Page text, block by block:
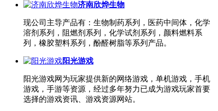
济南欣烨生物
现公司主导产品有：生物制药系列，医药中间体，化学
溶剂系列，阻燃剂系列，化学试剂系列，颜料燃料系
列，橡胶塑料系列，酚醛树脂等系列产品。
阳光游戏
阳光游戏网为玩家提供新的网络游戏，单机游戏，手机
游戏，手游等资源，经过多年努力已成为游戏玩家首要
选择的游戏资讯、游戏资源网站。